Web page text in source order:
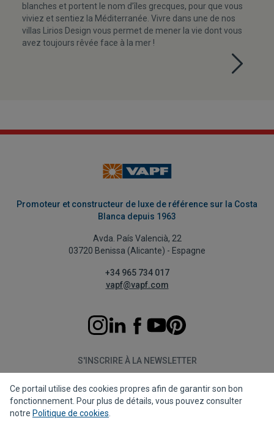
blanches et portent le nom d’îles grecques, pour que vous
viviez et sentiez la Méditerranée. Vivre dans une de nos
villas Lirios Design vous permet de mener la vie dont vous
avez toujours rêvée face à la mer !
Promoteur et constructeur de luxe de référence sur la Costa
Blanca depuis 1963
Avda. País Valencià, 22
03720 Benissa (Alicante) - Espagne
+34 965 734 017
vapf@vapf.com
S'INSCRIRE À LA NEWSLETTER
S'abonner
Ce portail utilise des cookies propres afin de garantir son bon
fonctionnement. Pour plus de détails, vous pouvez consulter
notre Politique de cookies